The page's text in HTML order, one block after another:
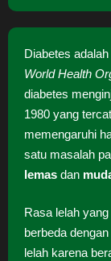
Diabetes
World Health
diabetes
1980 yang
memengaruhi
satu masalah
lemas dan
Rasa lelah
berbeda
lelah karena